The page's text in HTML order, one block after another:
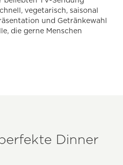
vegetarisch, saisonal
und Getränkewahl
die gerne Menschen
Dinner